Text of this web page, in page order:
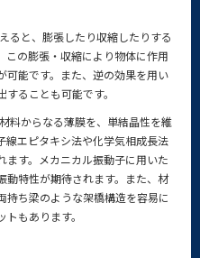
ると、膨張したり収縮したりする
この膨張・収縮により物体に作用
可能です。また、逆の効果を用い
ることも可能です。
料からなる薄膜を、単結晶性を維
線エピタキシ法や化学気相成長法
ます。メカニカル振動子に用いた
動特性が期待されます。また、材
持ち梁のような架橋構造を容易に
もあります。